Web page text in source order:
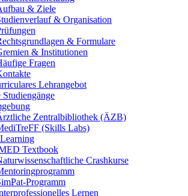
& Ziele
& Organisation
& Formulare
& Institutionen
Fragen
Lehrangebot
Studiengänge
Zentralbibliothek (ÄZB)
(Skills Labs)
Textbook
Crashkurse
Programm
Lernen